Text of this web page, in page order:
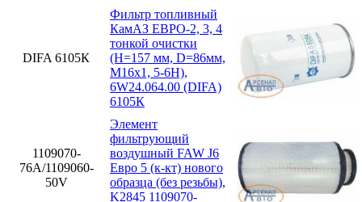
DIFA 6105К
Фильтр топливный
КамАЗ ЕВРО-2, 3, 4
тонкой очистки
(H=157 мм, D=86мм,
M16x1, 5-6H),
6W24.064.00 (DIFA)
6105К
1109070-
76А/1109060-
50V
Элемент
фильтрующий
воздушный FAW J6
Евро 5 (к-кт) нового
образца (без резьбы),
K2845 1109070-